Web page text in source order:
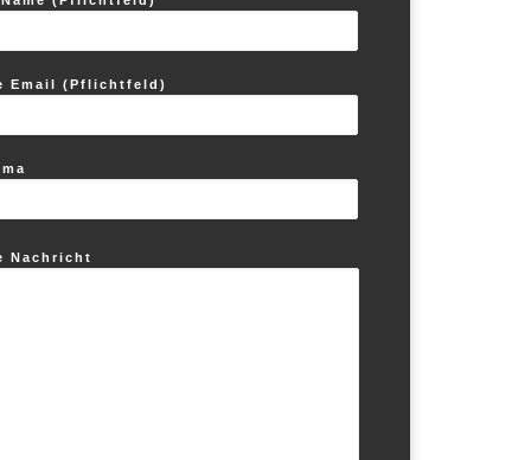
Email (Pflichtfeld)
Nachricht